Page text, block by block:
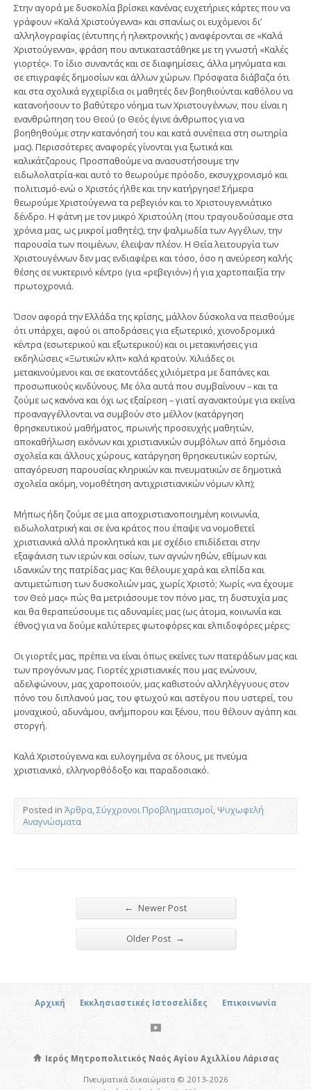
Στην αγορά με δυσκολία βρίσκει κανένας ευχετήριες κάρτες που να
γράφουν «Καλά Χριστούγεννα» και σπανίως οι ευχόμενοι δι’
αλληλογραφίας (έντυπης ή ηλεκτρονικής ) αναφέρονται σε «Καλά
Χριστούγεννα», φράση που αντικαταστάθηκε με τη γνωστή «Καλές
γιορτές». Το ίδιο συναντάς και σε διαφημίσεις, άλλα μηνύματα και
σε επιγραφές δημοσίων και άλλων χώρων. Πρόσφατα διάβαζα ότι
και στα σχολικά εγχειρίδια οι μαθητές δεν βοηθιούνται καθόλου να
κατανοήσουν το βαθύτερο νόημα των Χριστουγέννων, που είναι η
ενανθρώπηση του Θεού (ο Θεός έγινε άνθρωπος για να
βοηθηθούμε στην κατανόησή του και κατά συνέπεια στη σωτηρία
μας). Περισσότερες αναφορές γίνονται για ξωτικά και
καλικάτζαρους. Προσπαθούμε να ανασυστήσουμε την
ειδωλολατρία-και αυτό το θεωρούμε πρόοδο, εκσυγχρονισμό και
πολιτισμό-ενώ ο Χριστός ήλθε και την κατήργησε! Σήμερα
θεωρούμε Χριστούγεννα τα ρεβεγιόν και το Χριστουγεννιάτικο
δένδρο. Η φάτνη με τον μικρό Χριστούλη (που τραγουδούσαμε στα
χρόνια μας, ως μικροί μαθητές), την ψαλμωδία των Αγγέλων, την
παρουσία των ποιμένων, έλειψαν πλέον. Η Θεία λειτουργία των
Χριστουγέννων δεν μας ενδιαφέρει και τόσο, όσο η ανεύρεση καλής
θέσης σε νυκτερινό κέντρο (για «ρεβεγιόν») ή για χαρτοπαιξία την
πρωτοχρονιά.
Όσον αφορά την Ελλάδα της κρίσης, μάλλον δύσκολα να πεισθούμε
ότι υπάρχει, αφού οι αποδράσεις για εξωτερικό, χιονοδρομικά
κέντρα (εσωτερικού και εξωτερικού) και οι μετακινήσεις για
εκδηλώσεις «Ξωτικών κλπ» καλά κρατούν. Χιλιάδες οι
μετακινούμενοι και σε εκατοντάδες χιλιόμετρα με δαπάνες και
προσωπικούς κινδύνους. Με όλα αυτά που συμβαίνουν – και τα
ζούμε ως κανόνα και όχι ως εξαίρεση – γιατί αγανακτούμε για εκείνα
προαναγγέλλονται να συμβούν στο μέλλον (κατάργηση
θρησκευτικού μαθήματος, πρωινής προσευχής μαθητών,
αποκαθήλωση εικόνων και χριστιανικών συμβόλων από δημόσια
σχολεία και άλλους χώρους, κατάργηση θρησκευτικών εορτών,
απαγόρευση παρουσίας κληρικών και πνευματικών σε δημοτικά
σχολεία ακόμη, νομοθέτηση αντιχριστιανικών νόμων κλπ);
Μήπως ήδη ζούμε σε μια αποχριστιανοποιημένη κοινωνία,
ειδωλολατρική και σε ένα κράτος που έπαψε να νομοθετεί
χριστιανικά αλλά προκλητικά και με σχέδιο επιδίδεται στην
εξαφάνιση των ιερών και οσίων, των αγνών ηθών, εθίμων και
ιδανικών της πατρίδας μας; Και θέλουμε χαρά και ελπίδα και
αντιμετώπιση των δυσκολιών μας, χωρίς Χριστό; Χωρίς «να έχουμε
τον Θεό μας» πώς θα μετριάσουμε τον πόνο μας, τη δυστυχία μας
και θα θεραπεύσουμε τις αδυναμίες μας (ως άτομα, κοινωνία και
έθνος) για να δούμε καλύτερες φωτοφόρες και ελπιδοφόρες μέρες;
Οι γιορτές μας, πρέπει να είναι όπως εκείνες των πατεράδων μας και
των προγόνων μας. Γιορτές χριστιανικές που μας ενώνουν,
αδελφώνουν, μας χαροποιούν, μας καθιστούν αλληλέγγυους στον
πόνο του διπλανού μας, του φτωχού και αστέγου που υστερεί, του
μοναχικού, αδυνάμου, ανήμπορου και ξένου, που θέλουν αγάπη και
στοργή.
Καλά Χριστούγεννα και ευλογημένα σε όλους, με πνεύμα
χριστιανικό, ελληνορθόδοξο και παραδοσιακό.
Posted in Άρθρα,Σύγχρονοι Προβληματισμοί,Ψυχωφελή
Αναγνώσματα
← Newer Post
Older Post →
Αρχική Εκκλησιαστικές Ιστοσελίδες Επικοινωνία
Ιερός Μητροπολιτικός Ναός Αγίου Αχιλλίου Λάρισας
Πνευματικά δικαιώματα © 2013-2026